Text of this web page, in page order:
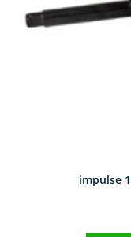
impulse